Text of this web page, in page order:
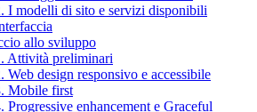
I modelli di sito e servizi disponibili
allo sviluppo
Attività preliminari
Web design responsivo e accessibile
Mobile first
Progressive enhancement e Graceful